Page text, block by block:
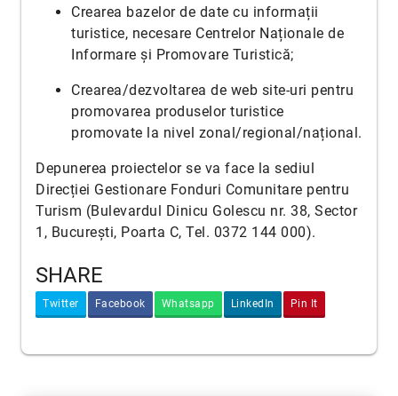
Crearea bazelor de date cu informații
turistice, necesare Centrelor Naționale de
Informare și Promovare Turistică;
Crearea/dezvoltarea de web site-uri pentru
promovarea produselor turistice
promovate la nivel zonal/regional/național.
Depunerea proiectelor se va face la sediul
Direcției Gestionare Fonduri Comunitare pentru
Turism (Bulevardul Dinicu Golescu nr. 38, Sector
1, București, Poarta C, Tel. 0372 144 000).
SHARE
Twitter Facebook Whatsapp LinkedIn Pin It